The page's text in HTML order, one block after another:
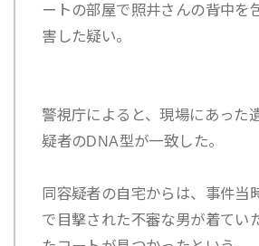
ートの部屋で照井さんの背中を
害した疑い。
警視庁によると、現場にあった
疑者のDNA型が一致した。
同容疑者の自宅からは、事件当
で目撃された不審な男が着てい